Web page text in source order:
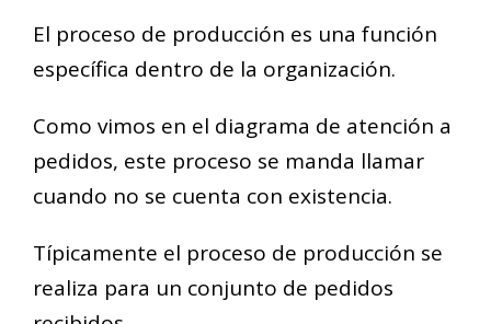
El proceso de producción es una función
específica dentro de la organización.
Como vimos en el diagrama de atención a
pedidos, este proceso se manda llamar
cuando no se cuenta con existencia.
Típicamente el proceso de producción se
realiza para un conjunto de pedidos